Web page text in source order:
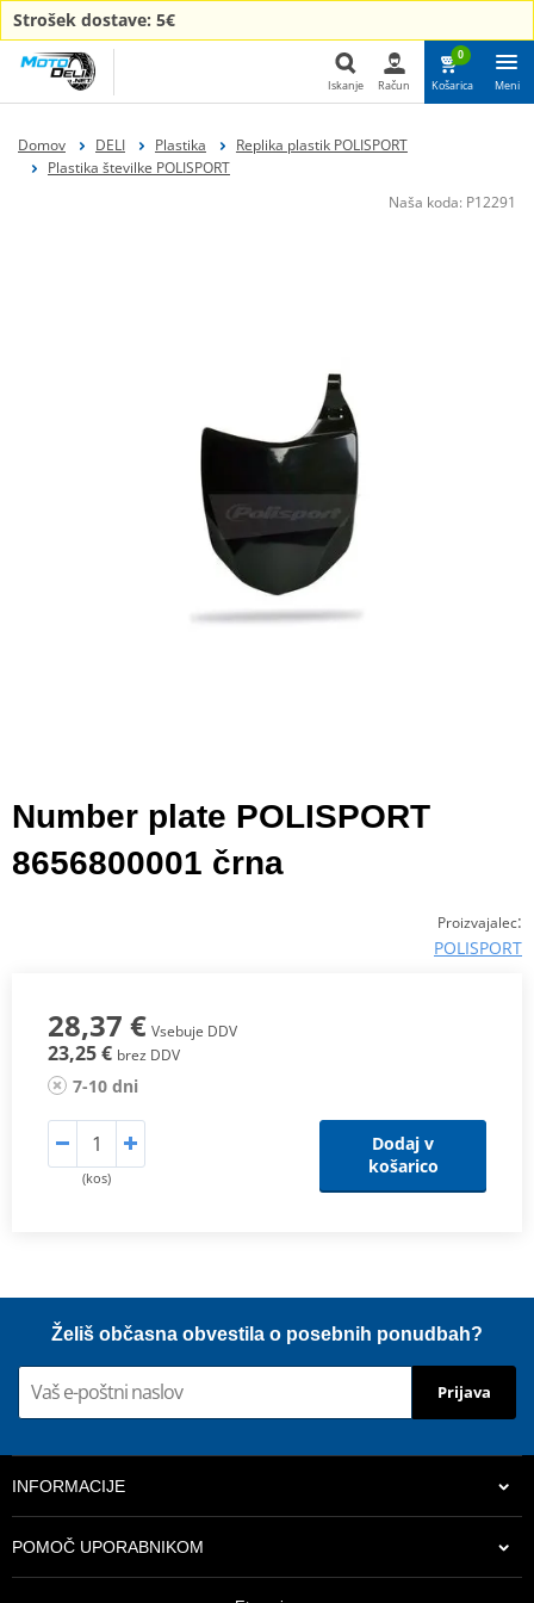
Strošek dostave: 5€
Iskanje Račun
0
Košarica Meni
Domov DELI Plastika
Replika plastik POLISPORT
Plastika številke POLISPORT
Naša koda: P12291
Number plate POLISPORT
8656800001 črna
Proizvajalec:
POLISPORT
28,37 € Vsebuje DDV
23,25 € brez DDV
7-10 dni
(kos)
Dodaj v
košarico
Želiš občasna obvestila o posebnih ponudbah?
Prijava
INFORMACIJE
POMOČ UPORABNIKOM